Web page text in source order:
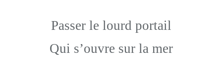
Passer le lourd portail
Qui s’ouvre sur la mer